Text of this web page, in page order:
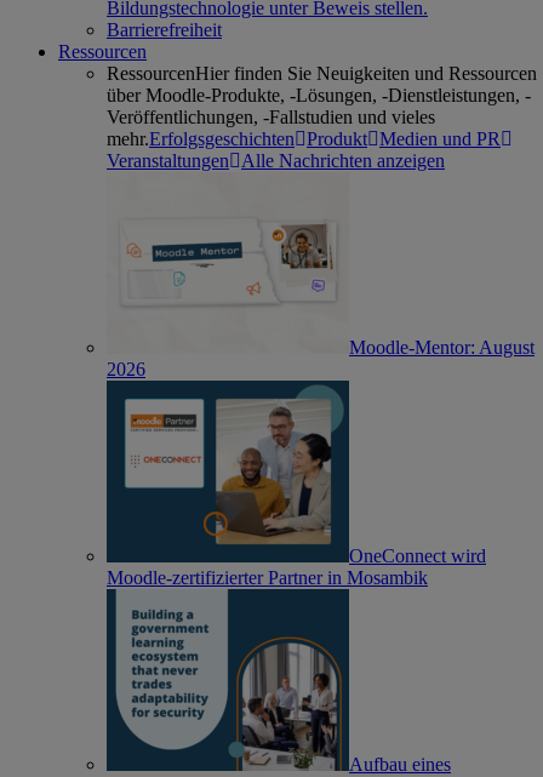
Bildungstechnologie unter Beweis stellen.
Barrierefreiheit
Ressourcen
RessourcenHier finden Sie Neuigkeiten und Ressourcen
über Moodle-Produkte, -Lösungen, -Dienstleistungen, -
Veröffentlichungen, -Fallstudien und vieles
mehr.Erfolgsgeschichten Produkt Medien und PR
Veranstaltungen
Alle Nachrichten anzeigen
Moodle-Mentor: August
2026
OneConnect wird
Moodle-zertifizierter Partner in Mosambik
Aufbau eines